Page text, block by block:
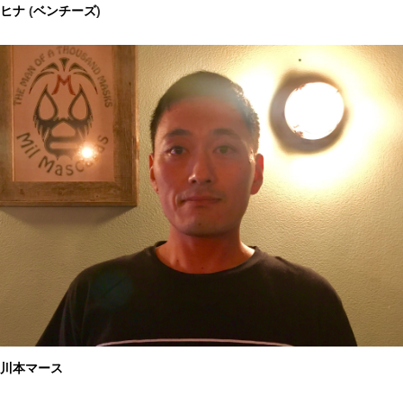
ヒナ (ベンチーズ)
川本マース